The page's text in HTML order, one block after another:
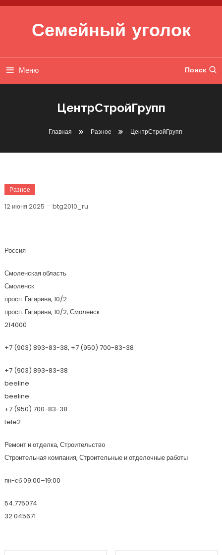
Перейти к содержимому
Семейный уголок
Меню Поиск
ЦентрСтройГрупп
Главная Разное ЦентрСтройГрупп
Разное
12 июня 2025 btg2010_ru
Россия
Смоленская область
Смоленск
просп. Гагарина, 10/2
просп. Гагарина, 10/2, Смоленск
214000
+7 (903) 893-83-38, +7 (950) 700-83-38
+7 (903) 893-83-38
beeline
beeline
+7 (950) 700-83-38
tele2
Ремонт и отделка, Строительство
Строительная компания, Строительные и отделочные работы
пн-сб 09:00–19:00
54.775074
32.045671